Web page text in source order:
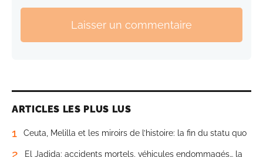
Laisser un commentaire
ARTICLES LES PLUS LUS
1 Ceuta, Melilla et les miroirs de l’histoire: la fin du statu quo
2
El Jadida: accidents mortels, véhicules endommagés… la